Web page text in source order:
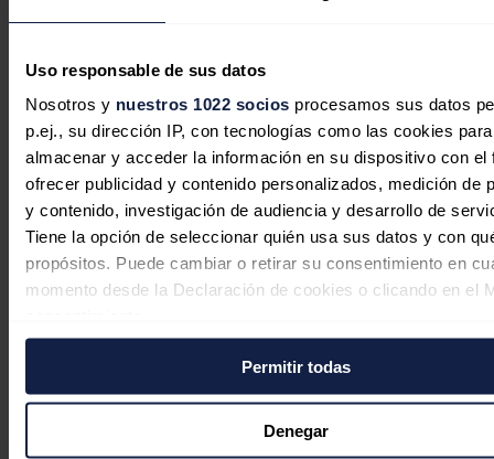
Uso responsable de sus datos
Nosotros y nuestros 1022 socios procesamos sus datos
p.ej., su dirección IP, con tecnologías como las cookies para
almacenar y acceder la información en su dispositivo con el
ofrecer publicidad y contenido personalizados, medición de
y contenido, investigación de audiencia y desarrollo de
Tiene la opción de seleccionar quién usa sus datos y con
propósitos. Puede cambiar o retirar su consentimiento en
momento desde la Declaración de cookies o clicando en el
Si lo permite, también quisiéramos:
Recopilar información sobre su ubicación geográfica
puede tener una precisión de varios metros
Identificar su dispositivo analizándolo activamente
Permitir todas
Denegar
se dispara un 75% en España tras el
impacto económico del gran apagón
Redacción 04/08/2026
La CNMC fija en 38,7 millones costes
de reposición por el apagón y los
Redacción03/08/2026